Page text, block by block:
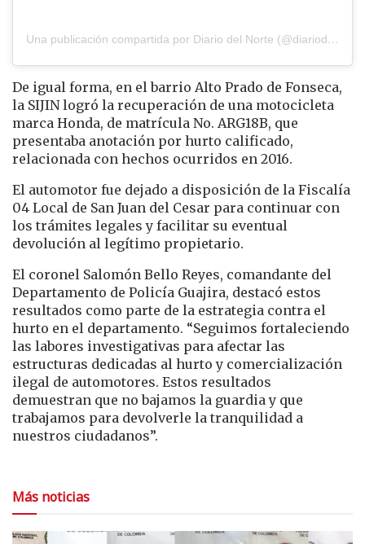
Una publicación compartida por Diario del Norte (@diariodelnorte)
De igual forma, en el barrio Alto Prado de Fonseca,
la SIJIN logró la recuperación de una motocicleta
marca Honda, de matrícula No. ARG18B, que
presentaba anotación por hurto calificado,
relacionada con hechos ocurridos en 2016.
El automotor fue dejado a disposición de la Fiscalía
04 Local de San Juan del Cesar para continuar con
los trámites legales y facilitar su eventual
devolución al legítimo propietario.
El coronel Salomón Bello Reyes, comandante del
Departamento de Policía Guajira, destacó estos
resultados como parte de la estrategia contra el
hurto en el departamento. “Seguimos fortaleciendo
las labores investigativas para afectar las
estructuras dedicadas al hurto y comercialización
ilegal de automotores. Estos resultados
demuestran que no bajamos la guardia y que
trabajamos para devolverle la tranquilidad a
nuestros ciudadanos”.
Más noticias